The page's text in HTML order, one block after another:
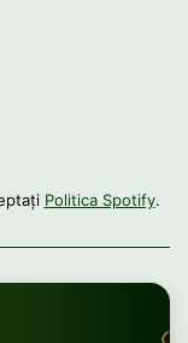
Politica Spotify.